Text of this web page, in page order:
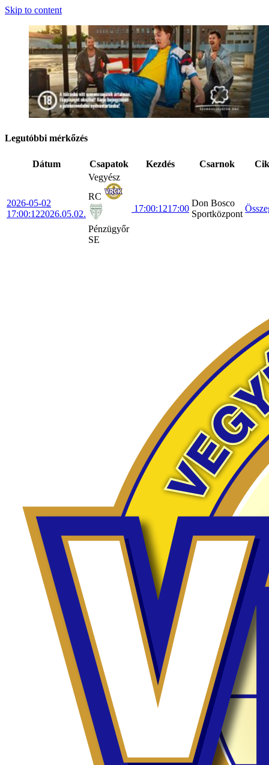
Skip to content
Legutóbbi mérkőzés
Dátum Csapatok Kezdés Csarnok
2026-05-02
17:00:122026.05.02.
Vegyész
RC
Pénzügyőr
SE
17:00:1217:00
Don Bosco
Sportközpont